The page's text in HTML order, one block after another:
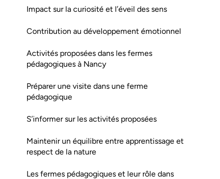
Impact sur la curiosité et l’éveil des sens
Contribution au développement émotionnel
Activités proposées dans les fermes
pédagogiques à Nancy
Préparer une visite dans une ferme
pédagogique
S’informer sur les activités proposées
Maintenir un équilibre entre apprentissage et
respect de la nature
Les fermes pédagogiques et leur rôle dans